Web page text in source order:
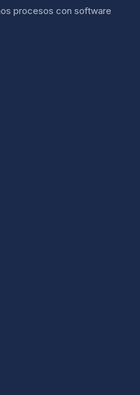
procesos con software